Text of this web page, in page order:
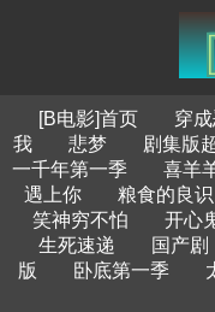
[B电影]首页 穿
我
悲梦 剧集版
一千年第一季
喜羊
遇上你
粮食的良识
笑神穷不怕
开心
生死速递
国产
版
卧底第一季